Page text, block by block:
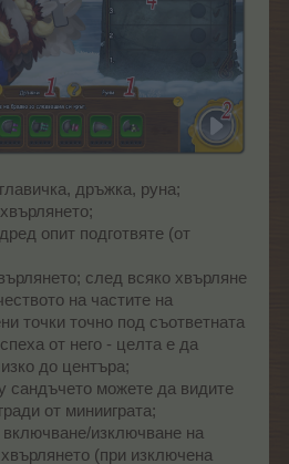
дръжка, руна;
опит подготвяте (от
след всяко хвърляне
на частите на
точки точно под съответната
от него - целта е да
до центъра;
сандъчето можете да видите
от минииграта;
изключване на
(при изключена